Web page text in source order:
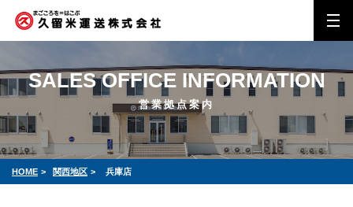
SALES OFFICE INFORMATION
営業拠点案内
HOME > 関西地区 > 兵庫店